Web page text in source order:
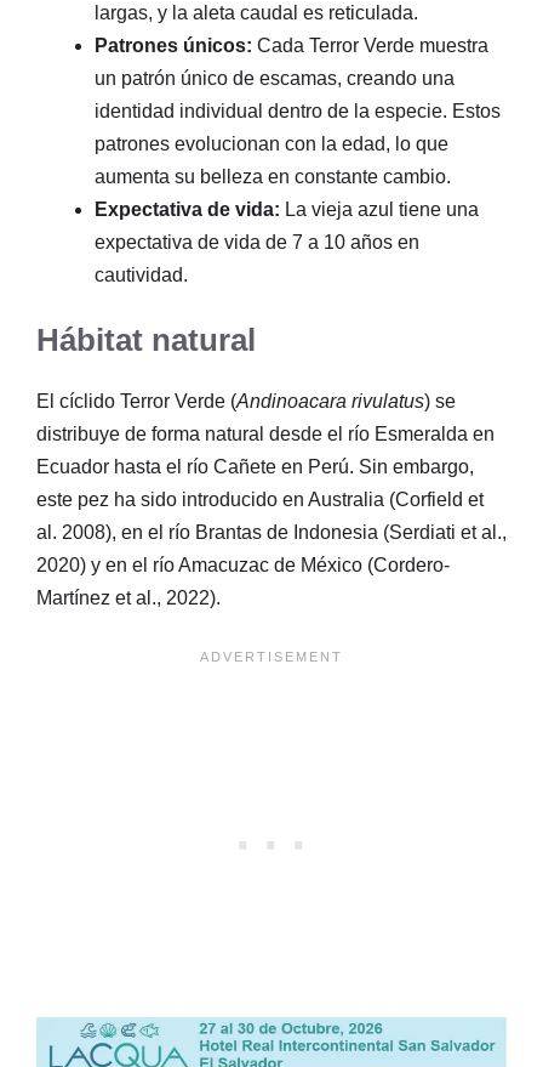
largas, y la aleta caudal es reticulada.
Patrones únicos: Cada Terror Verde muestra
un patrón único de escamas, creando una
identidad individual dentro de la especie. Estos
patrones evolucionan con la edad, lo que
aumenta su belleza en constante cambio.
Expectativa de vida: La vieja azul tiene una
expectativa de vida de 7 a 10 años en
cautividad.
Hábitat natural
El cíclido Terror Verde (Andinoacara rivulatus) se
distribuye de forma natural desde el río Esmeralda en
Ecuador hasta el río Cañete en Perú. Sin embargo,
este pez ha sido introducido en Australia (Corfield et
al. 2008), en el río Brantas de Indonesia (Serdiati et al.,
2020) y en el río Amacuzac de México (Cordero-
Martínez et al., 2022).